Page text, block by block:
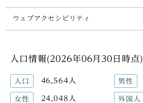
ウェブアクセシビリティ
人口情報(2026年06月30日時点)
人口 46,564人 男性
女性 24,048人 外国人